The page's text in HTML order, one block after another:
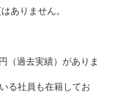
ありません。
（過去実績）がありま
る社員も在籍してお